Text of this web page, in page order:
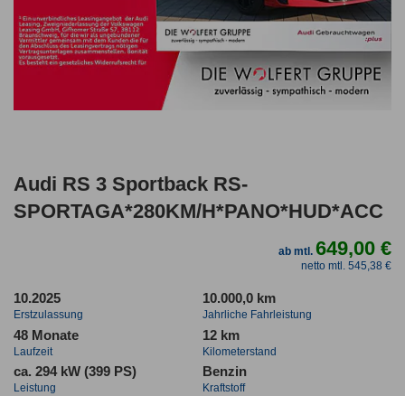
Audi RS 3 Sportback RS-
SPORTAGA*280KM/H*PANO*HUD*ACC
ab mtl.649,00 €
netto mtl. 545,38 €
10.2025
Erstzulassung
10.000,0 km
Jahrliche Fahrleistung
48 Monate
Laufzeit
12 km
Kilometerstand
ca. 294 kW (399 PS)
Leistung
Benzin
Kraftstoff